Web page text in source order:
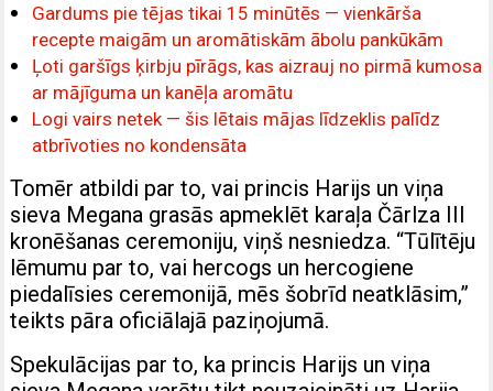
Gardums pie tējas tikai 15 minūtēs — vienkārša
recepte maigām un aromātiskām ābolu pankūkām
Ļoti garšīgs ķirbju pīrāgs, kas aizrauj no pirmā kumosa
ar mājīguma un kanēļa aromātu
Logi vairs netek — šis lētais mājas līdzeklis palīdz
atbrīvoties no kondensāta
Tomēr atbildi par to, vai princis Harijs un viņa
sieva Megana grasās apmeklēt karaļa Čārlza III
kronēšanas ceremoniju, viņš nesniedza. “Tūlītēju
lēmumu par to, vai hercogs un hercogiene
piedalīsies ceremonijā, mēs šobrīd neatklāsim,”
teikts pāra oficiālajā paziņojumā.
Spekulācijas par to, ka princis Harijs un viņa